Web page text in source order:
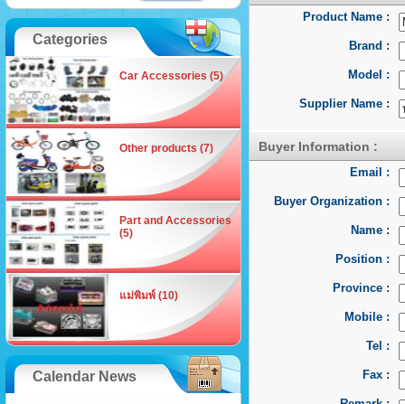
Product Name :
Brand :
Model :
Supplier Name :
Buyer Information :
Email :
Buyer Organization :
Name :
Position :
Province :
Mobile :
Tel :
Fax :
Categories
Car Accessories (5)
Other products (7)
Part and Accessories
(5)
แม่พิมพ์ (10)
Calendar News